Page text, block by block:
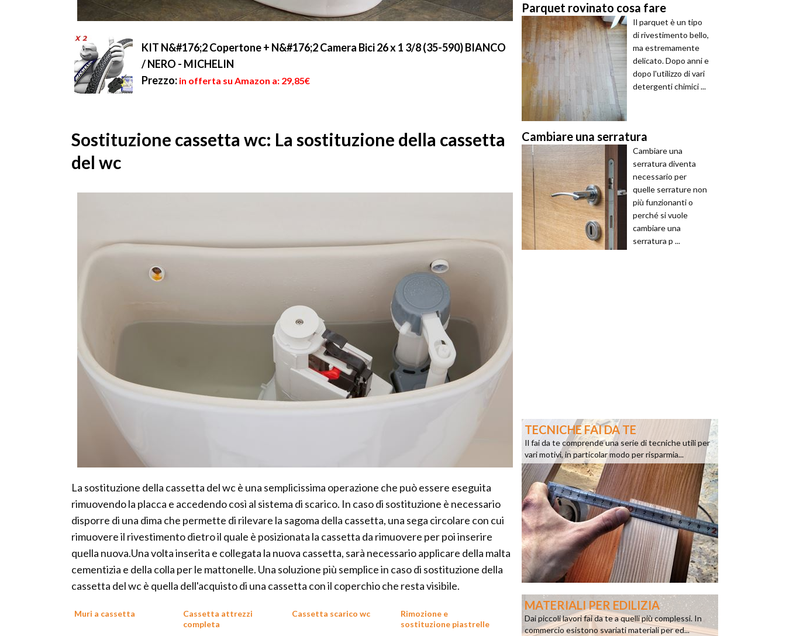
KIT N&#176;2 Copertone + N&#176;2 Camera Bici 26 x 1 3/8 (35-590) BIANCO
/ NERO - MICHELIN
Prezzo: in offerta su Amazon a: 29,85€
Sostituzione cassetta wc: La sostituzione della cassetta
del wc
La sostituzione della cassetta del wc è una semplicissima operazione che può essere eseguita
rimuovendo la placca e accedendo così al sistema di scarico. In caso di sostituzione è necessario
disporre di una dima che permette di rilevare la sagoma della cassetta, una sega circolare con cui
rimuovere il rivestimento dietro il quale è posizionata la cassetta da rimuovere per poi inserire
quella nuova.Una volta inserita e collegata la nuova cassetta, sarà necessario applicare della malta
cementizia e della colla per le mattonelle. Una soluzione più semplice in caso di sostituzione della
cassetta del wc è quella dell'acquisto di una cassetta con il coperchio che resta visibile.
Muri a cassetta
Cassetta attrezzi
completa
Cassetta scarico wc
Rimozione e
sostituzione piastrelle
Parquet rovinato cosa fare
Il parquet è un tipo
di rivestimento bello,
ma estremamente
delicato. Dopo anni e
dopo l'utilizzo di vari
detergenti chimici ...
Cambiare una serratura
Cambiare una
serratura diventa
necessario per
quelle serrature non
più funzionanti o
perché si vuole
cambiare una
serratura p ...
TECNICHE FAI DA TE
Il fai da te comprende una serie di tecniche utili per
vari motivi, in particolar modo per risparmia...
MATERIALI PER EDILIZIA
Dai piccoli lavori fai da te a quelli più complessi. In
commercio esistono svariati materiali per ed...